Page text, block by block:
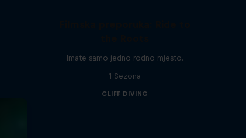
Imate samo jedno rodno mjesto.
1 Sezona
CLIFF DIVING